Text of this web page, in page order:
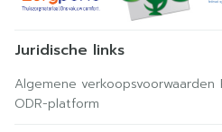
Juridische links
Algemene verkoopsvoorwaarden
ODR-platform